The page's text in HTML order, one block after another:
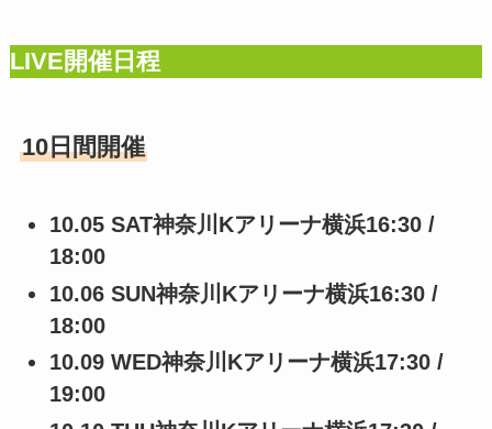
LIVE開催日程
10日間開催
10.05 SAT神奈川Kアリーナ横浜16:30 /
18:00
10.06 SUN神奈川Kアリーナ横浜16:30 /
18:00
10.09 WED神奈川Kアリーナ横浜17:30 /
19:00